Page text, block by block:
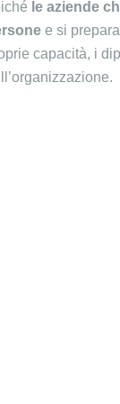
le aziende
e si
capacità, i